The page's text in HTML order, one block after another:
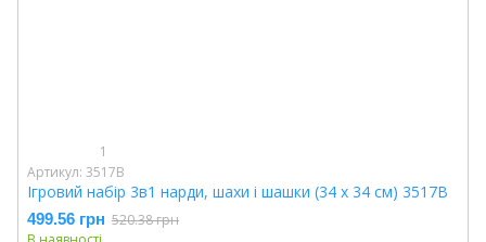
1
Артикул: 3517B
Ігровий набір 3в1 нарди, шахи і шашки (34 х 34 см) 3517B
499.56 грн 520.38 грн